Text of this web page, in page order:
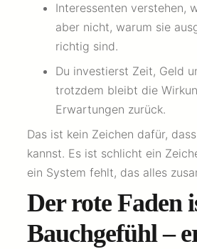
Interessenten verstehen,
aber nicht, warum sie
richtig sind.
Du investierst Zeit, Geld
trotzdem bleibt die
Erwartungen zurück.
Das ist kein Zeichen dafür,
kannst. Es ist schlicht ein
ein System fehlt, das alles
Der rote Faden
Bauchgefühl –